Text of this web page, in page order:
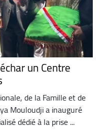
un Centre
de la Famille et de
Mouloudji a inauguré
dédié à la prise ...